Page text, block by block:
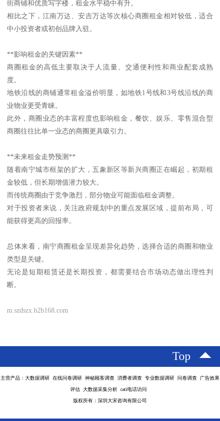
街商铺和优质写字楼，租金水平稳中有升。
相比之下，江南万达、安吉万达等次核心商圈租金相对较低，适合
中小投资者或初创品牌入驻。
**影响租金的关键因素**
商圈租金的高低主要取决于人流量、交通便利性和商业配套成熟
度。
地铁沿线的商铺通常租金溢价明显，如地铁1号线和3号线沿线的商
业物业更受青睐。
此外，商圈业态的丰富程度也影响租金，餐饮、娱乐、零售混合型
商圈往往比单一业态的商圈更具吸引力。
**未来租金走势预测**
随着南宁城市框架的扩大，五象新区等新兴商圈正在崛起，初期租
金较低，但长期增值潜力较大。
而传统商圈由于竞争激烈，部分物业可能面临租金调整。
对于投资者来说，关注政府规划中的重点发展区域，提前布局，可
能获得更高的回报率。
总体来看，南宁商圈租金呈现差异化趋势，选择合适的商圈和物业
类型是关键。
无论是短期租赁还是长期投资，都需要结合市场动态做出理性判
断。
m.szdszx.b2b168.com
Top
主营产品：大数据调研 在线问卷调研 神秘顾客调查 消费者调查 专业数据调研 问卷调查 广告效果
评估 大数据采集分析 cati电话访问
版权所有：深圳大宋咨询有限公司